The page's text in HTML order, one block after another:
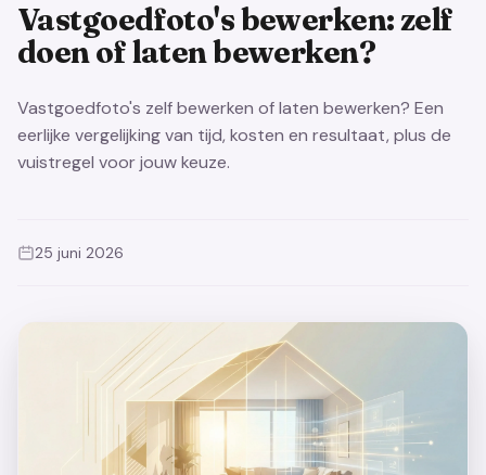
Zelf doen
Laten bewerken
Vastgoedfoto's bewerken: zelf
doen of laten bewerken?
Vastgoedfoto's zelf bewerken of laten bewerken? Een
eerlijke vergelijking van tijd, kosten en resultaat, plus de
vuistregel voor jouw keuze.
25 juni 2026